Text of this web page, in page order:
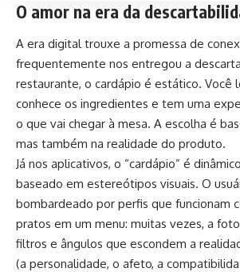
O amor na era da
A era digital trouxe a promessa de
frequentemente nos entregou a
restaurante, o cardápio é estático. Você
conhece os ingredientes e tem uma
o que vai chegar à mesa. A escolha é
mas também na realidade do produto.
Já nos aplicativos, o “cardápio” é
baseado em estereótipos visuais. O
bombardeado por perfis que funcionam
pratos em um menu: muitas vezes, a
filtros e ângulos que escondem a
(a personalidade, o afeto, a